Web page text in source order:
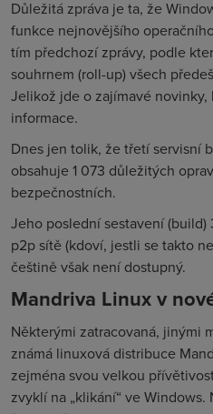
Důležitá zpráva je ta, že
funkce nejnovějšího
tím předchozí zprávy, podle
souhrnem (roll-up) všech
Jelikož jde o zajímavé
informace.
Dnes jen tolik, že třetí servisní
obsahuje 1 073 důležitých
bezpečnostních.
Jeho poslední sestavení
p2p sítě (kdoví, jestli se takto
češtině však není dostupný.
Mandriva Linux v
Některými zatracovaná, jinými
známá linuxová distribuce
zejména svou velkou
zvyklí na „klikání“ ve